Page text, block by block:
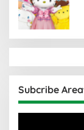
Subcribe